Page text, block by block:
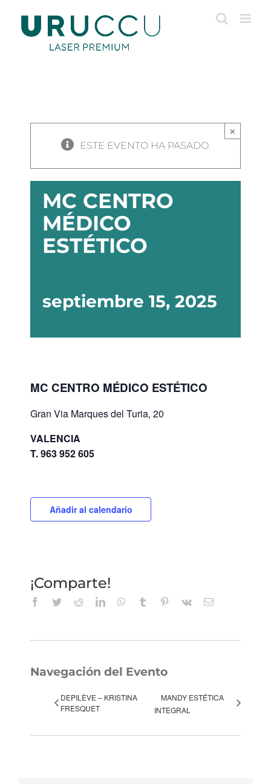
contenido
×
ESTE EVENTO HA PASADO.
MC CENTRO
MÉDICO
ESTÉTICO
septiembre 15, 2025
MC CENTRO MÉDICO ESTÉTICO
Gran Via Marques del Turia, 20
VALENCIA
T. 963 952 605
Añadir al calendario
¡Comparte!
Facebook
TwitterRedditLinkedInWhatsApp
Tumblr Pinterest
Vk
Correo
Navegación del Evento
DEPILÈVE – KRISTINA
FRESQUET
MANDY ESTÉTICA
INTEGRAL